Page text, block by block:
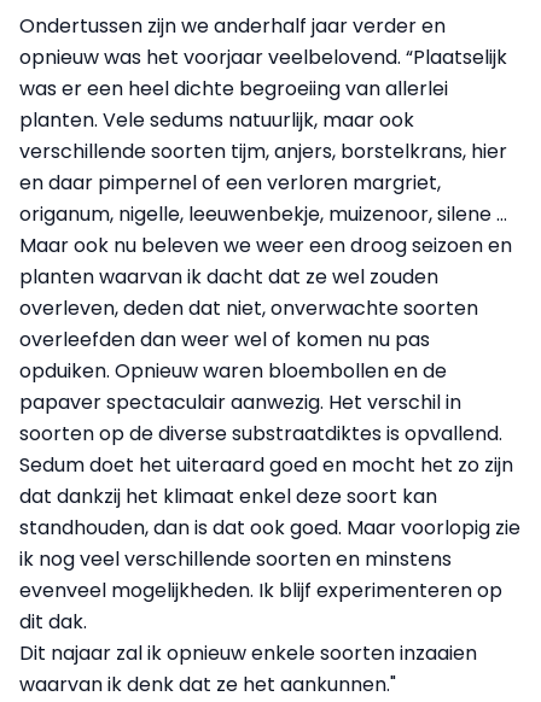
Ondertussen zijn we anderhalf jaar verder en
opnieuw was het voorjaar veelbelovend. “Plaatselijk
was er een heel dichte begroeiing van allerlei
planten. Vele sedums natuurlijk, maar ook
verschillende soorten tijm, anjers, borstelkrans, hier
en daar pimpernel of een verloren margriet,
origanum, nigelle, leeuwenbekje, muizenoor, silene …
Maar ook nu beleven we weer een droog seizoen en
planten waarvan ik dacht dat ze wel zouden
overleven, deden dat niet, onverwachte soorten
overleefden dan weer wel of komen nu pas
opduiken. Opnieuw waren bloembollen en de
papaver spectaculair aanwezig. Het verschil in
soorten op de diverse substraatdiktes is opvallend.
Sedum doet het uiteraard goed en mocht het zo zijn
dat dankzij het klimaat enkel deze soort kan
standhouden, dan is dat ook goed. Maar voorlopig zie
ik nog veel verschillende soorten en minstens
evenveel mogelijkheden. Ik blijf experimenteren op
dit dak.
Dit najaar zal ik opnieuw enkele soorten inzaaien
waarvan ik denk dat ze het aankunnen."